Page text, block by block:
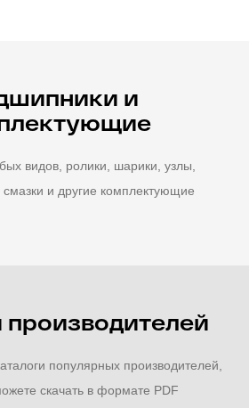
и
видов, ролики, шарики, узлы,
и другие комплектующие
производителей
популярных производителей,
скачать в формате PDF